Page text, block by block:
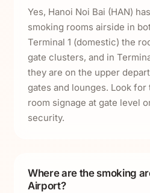
Yes, Hanoi Noi Bai (HAN)
smoking rooms airside in
Terminal 1 (domestic) the
gate clusters, and in
they are on the upper
gates and lounges. Look
room signage at gate level
security.
Where are the smoking
Airport?